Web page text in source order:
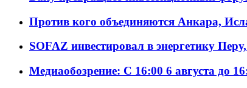
Против кого объединяются Анкара,
SOFAZ инвестировал в энергетику
Медиаобозрение: С 16:00 6 августа до